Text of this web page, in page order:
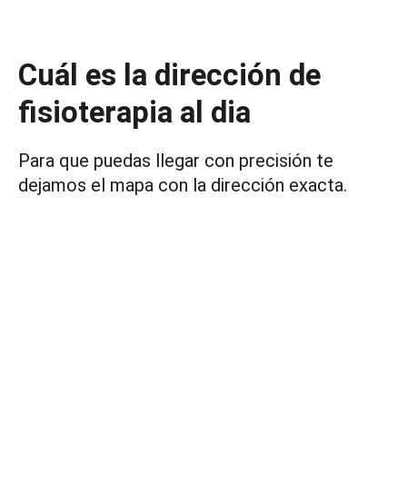
Cuál es la dirección de
fisioterapia al dia
Para que puedas llegar con precisión te
dejamos el mapa con la dirección exacta.